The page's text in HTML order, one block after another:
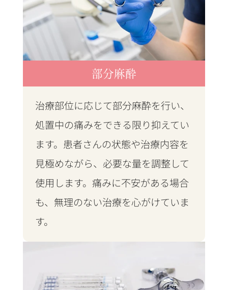
部分麻酔
治療部位に応じて部分麻酔を行い、
処置中の痛みをできる限り抑えてい
ます。患者さんの状態や治療内容を
見極めながら、必要な量を調整して
使用します。痛みに不安がある場合
も、無理のない治療を心がけていま
す。